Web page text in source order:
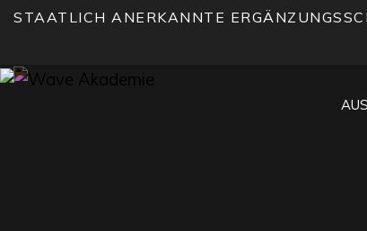
STAATLICH ANERKANNTE